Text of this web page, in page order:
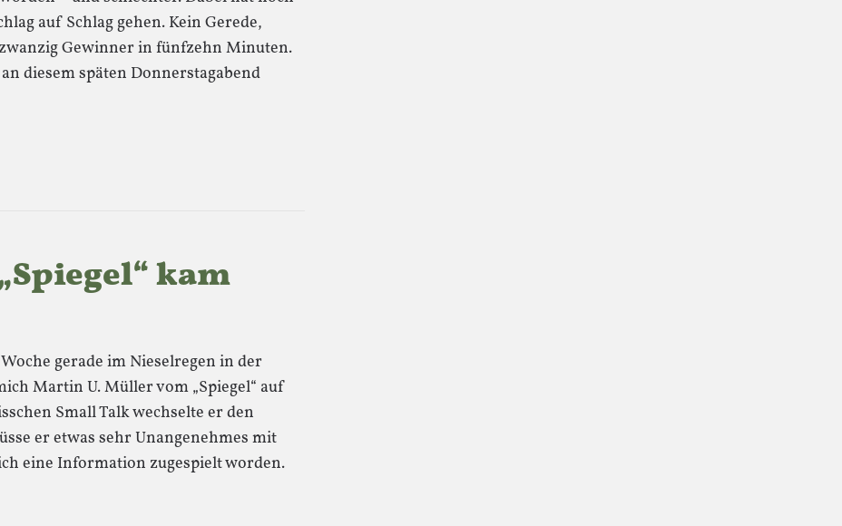
auf Schlag gehen. Kein Gerede,
Gewinner in fünfzehn Minuten.
diesem späten Donnerstagabend
kam
gerade im Nieselregen in der
Martin U. Müller vom „Spiegel“ auf
Small Talk wechselte er den
er etwas sehr Unangenehmes mit
eine Information zugespielt worden.